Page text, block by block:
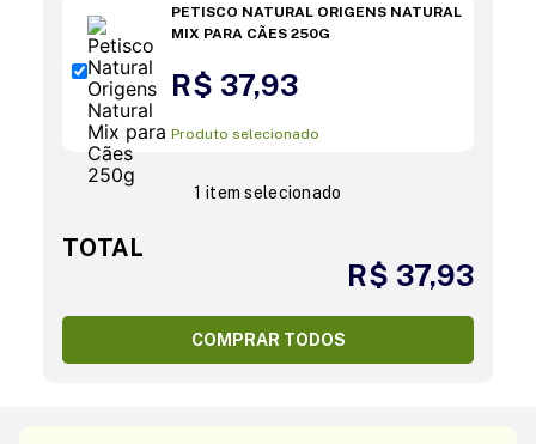
PETISCO NATURAL ORIGENS NATURAL
MIX PARA CÃES 250G
R$ 37,93
Produto selecionado
1 item selecionado
TOTAL
R$ 37,93
COMPRAR TODOS